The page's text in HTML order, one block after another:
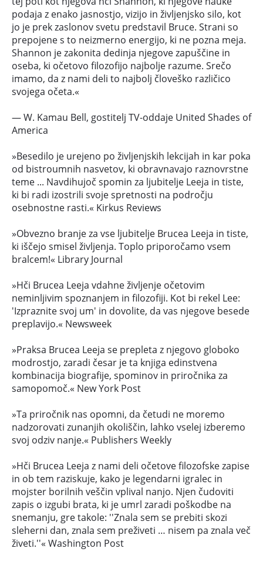
podaja z enako jasnostjo, vizijo in življenjsko silo, kot
jo je prek zaslonov svetu predstavil Bruce. Strani so
prepojene s to neizmerno energijo, ki ne pozna meja.
Shannon je zakonita dedinja njegove zapuščine in
oseba, ki očetovo filozofijo najbolje razume. Srečo
imamo, da z nami deli to najbolj človeško različico
svojega očeta.«
― W. Kamau Bell, gostitelj TV-oddaje United Shades of
America
»Besedilo je urejeno po življenjskih lekcijah in kar poka
od bistroumnih nasvetov, ki obravnavajo raznovrstne
teme ... Navdihujoč spomin za ljubitelje Leeja in tiste,
ki bi radi izostrili svoje spretnosti na področju
osebnostne rasti.« Kirkus Reviews
»Obvezno branje za vse ljubitelje Brucea Leeja in tiste,
ki iščejo smisel življenja. Toplo priporočamo vsem
bralcem!« Library Journal
»Hči Brucea Leeja vdahne življenje očetovim
neminljivim spoznanjem in filozofiji. Kot bi rekel Lee:
'Izpraznite svoj um' in dovolite, da vas njegove besede
preplavijo.« Newsweek
»Praksa Brucea Leeja se prepleta z njegovo globoko
modrostjo, zaradi česar je ta knjiga edinstvena
kombinacija biografije, spominov in priročnika za
samopomoč.« New York Post
»Ta priročnik nas opomni, da četudi ne moremo
nadzorovati zunanjih okoliščin, lahko vselej izberemo
svoj odziv nanje.« Publishers Weekly
»Hči Brucea Leeja z nami deli očetove filozofske zapise
in ob tem raziskuje, kako je legendarni igralec in
mojster borilnih veščin vplival nanjo. Njen čudoviti
zapis o izgubi brata, ki je umrl zaradi poškodbe na
snemanju, gre takole: ''Znala sem se prebiti skozi
sleherni dan, znala sem preživeti … nisem pa znala več
živeti.''« Washington Post